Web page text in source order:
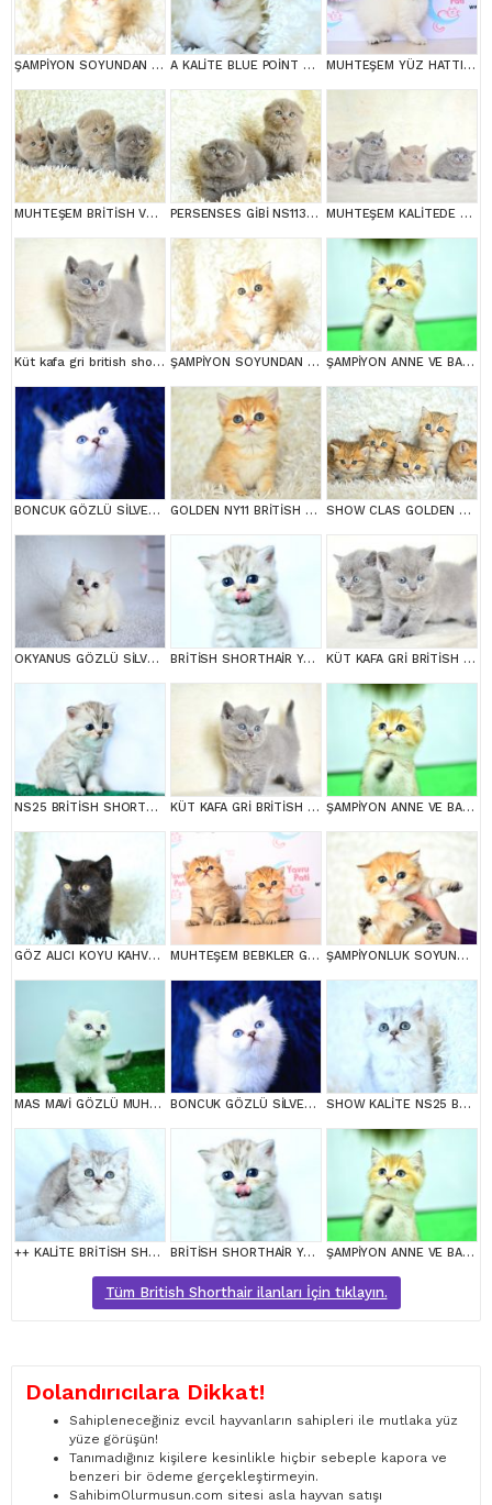
ŞAMPİYON SOYUNDAN GOLDEN NY11 BRİTİSH SHORTHAİR YAVRUMUZ erkek A KALİTE BLUE POİNT BRİTİSH SHORTHAİR MUHTEŞEM YÜZ HATTI SİLVER BRİTİSH SHORTHAİRNS1133
MUHTEŞEM BRİTİSH VE SCOTTİSH YAVRULAR PERSENSES GİBİ NS1133 BRİTİSH SHORTHAİR YAVRUMUZ MUHTEŞEM KALİTEDE BRİTİSH SHORTHAİR YAVRULARIMIZ
Küt kafa gri british shorthair yavrularımız ŞAMPİYON SOYUNDAN GOLDEN NY11 BRİTİSH SHORTHAİR YAVRUMUZ erkek ŞAMPİYON ANNE VE BABANI YAVRUSU NY11 GOLDEN BRİTİSH SHORTHAİR YAVRUMUZ
BONCUK GÖZLÜ SİLVER BRİTİSH SHORTHAİR NS1133 GOLDEN NY11 BRİTİSH SHORTHAİR YAVRUMUZ SHOW CLAS GOLDEN BRİTİSH SHORTHAİR
OKYANUS GÖZLÜ SİLVER POİNT BRİTİSH SHORTHAİR YAVRUMUZ BRİTİSH SHORTHAİR YAVRUMUZ KÜT KAFA GRİ BRİTİSH SHORTHAİR YAVRULARIMIZ
NS25 BRİTİSH SHORTHAİR KÜT KAFA GRİ BRİTİSH SHORTHAİR ŞAMPİYON ANNE VE BABANI YAVRUSU NY11 GOLDEN BRİTİSH SHORTHAİR YAVRUMUZ
GÖZ ALICI KOYU KAHVE RENGİ İLE BRİTİSH SHORTHAİR MUHTEŞEM BEBKLER GOLDEN BRİTİSH SHORTHAİR ŞAMPİYONLUK SOYUNDAN NY11 GOLDEN BRİTİSH SHORTHAİR
MAS MAVİ GÖZLÜ MUHTEŞEM BRİTİSH SHORTHAİR BONCUK GÖZLÜ SİLVER BRİTİSH SHORTHAİR NS1133 SHOW KALİTE NS25 BRİTİSH SHORTHAİR YAVRUMUZ DİŞİ
++ KALİTE BRİTİSH SHORTHAİR BRİTİSH SHORTHAİR YAVRUMUZ ŞAMPİYON ANNE VE BABANI YAVRUSU NY11 GOLDEN BRİTİSH SHORTHAİR YAVRUMUZ
Tüm British Shorthair ilanları İçin tıklayın.
Dolandırıcılara Dikkat!
Sahipleneceğiniz evcil hayvanların sahipleri ile mutlaka yüz
yüze görüşün!
Tanımadığınız kişilere kesinlikle hiçbir sebeple kapora ve
benzeri bir ödeme gerçekleştirmeyin.
SahibimOlurmusun.com sitesi asla hayvan satışı